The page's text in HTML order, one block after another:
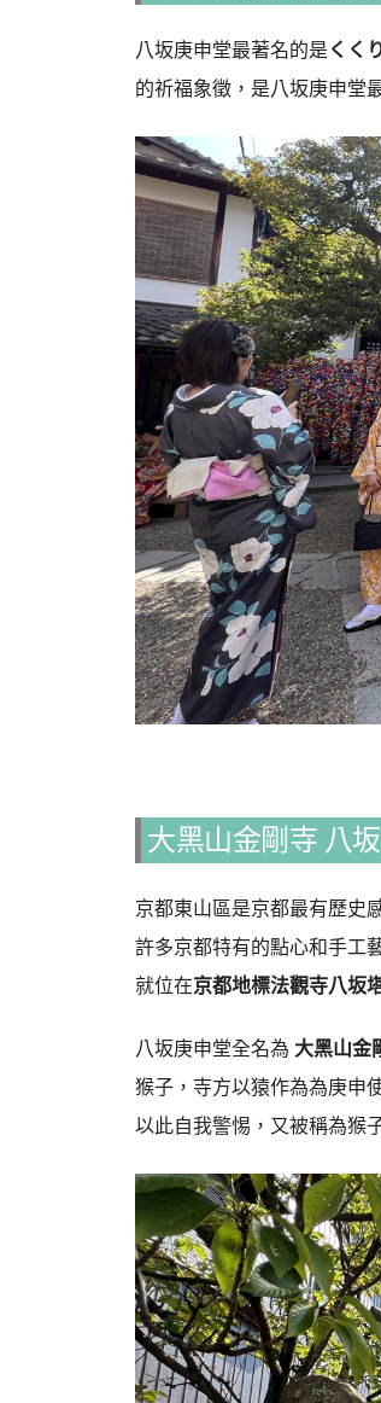
八坂庚申堂最著名的是くく
的祈福象徵，是八坂庚申堂
大黑山金剛寺 八
京都東山區是京都最有歷史
許多京都特有的點心和手工
就位在京都地標法觀寺八坂
八坂庚申堂全名為 大黑山金
猴子，寺方以猿作為為庚申
以此自我警惕，又被稱為猴